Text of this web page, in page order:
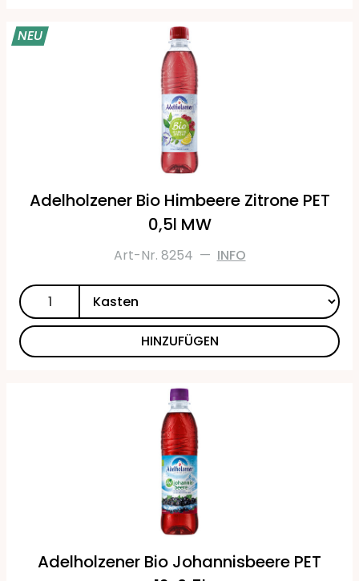
NEU
Adelholzener Bio Himbeere Zitrone PET
0,5l MW
Art-Nr. 8254 — INFO
HINZUFÜGEN
Adelholzener Bio Johannisbeere PET